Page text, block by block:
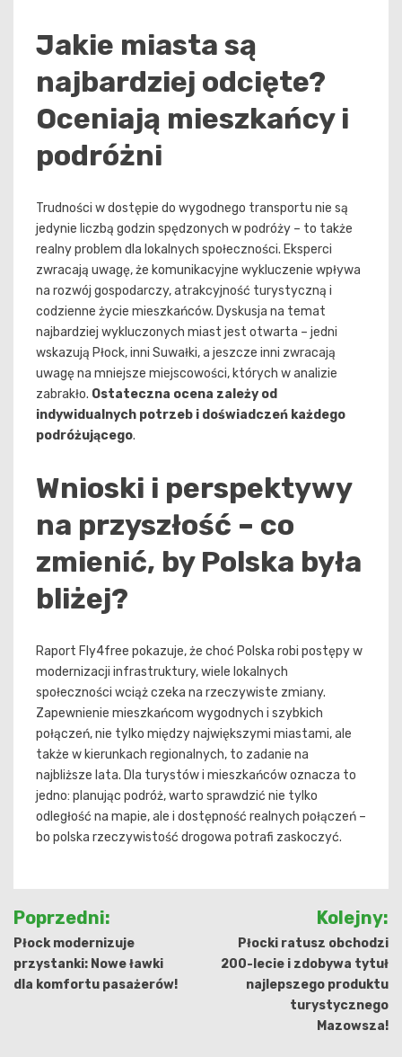
Jakie miasta są
najbardziej odcięte?
Oceniają mieszkańcy i
podróżni
Trudności w dostępie do wygodnego transportu nie są
jedynie liczbą godzin spędzonych w podróży – to także
realny problem dla lokalnych społeczności. Eksperci
zwracają uwagę, że komunikacyjne wykluczenie wpływa
na rozwój gospodarczy, atrakcyjność turystyczną i
codzienne życie mieszkańców. Dyskusja na temat
najbardziej wykluczonych miast jest otwarta – jedni
wskazują Płock, inni Suwałki, a jeszcze inni zwracają
uwagę na mniejsze miejscowości, których w analizie
zabrakło. Ostateczna ocena zależy od
indywidualnych potrzeb i doświadczeń każdego
podróżującego.
Wnioski i perspektywy
na przyszłość – co
zmienić, by Polska była
bliżej?
Raport Fly4free pokazuje, że choć Polska robi postępy w
modernizacji infrastruktury, wiele lokalnych
społeczności wciąż czeka na rzeczywiste zmiany.
Zapewnienie mieszkańcom wygodnych i szybkich
połączeń, nie tylko między największymi miastami, ale
także w kierunkach regionalnych, to zadanie na
najbliższe lata. Dla turystów i mieszkańców oznacza to
jedno: planując podróż, warto sprawdzić nie tylko
odległość na mapie, ale i dostępność realnych połączeń –
bo polska rzeczywistość drogowa potrafi zaskoczyć.
Nawigacja
wpisu
Poprzedni:
Płock modernizuje
przystanki: Nowe ławki
dla komfortu pasażerów!
Kolejny:
Płocki ratusz obchodzi
200-lecie i zdobywa tytuł
najlepszego produktu
turystycznego
Mazowsza!